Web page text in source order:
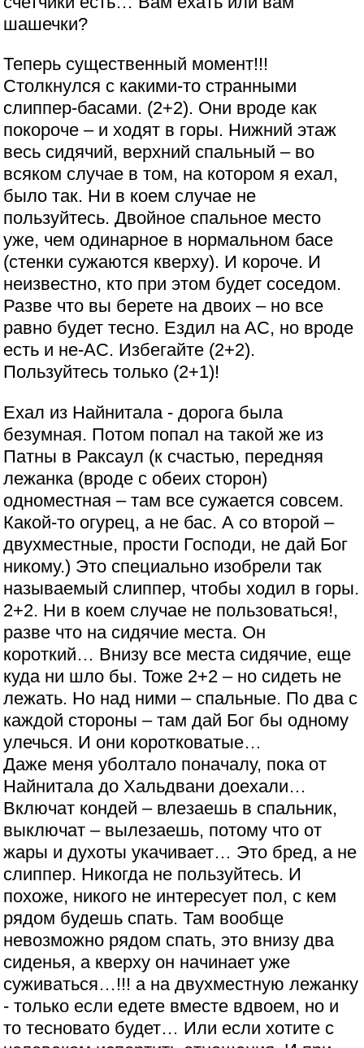
шашечки?
Теперь существенный момент!!!
Столкнулся с какими-то странными
слиппер-басами. (2+2). Они вроде как
покороче – и ходят в горы. Нижний этаж
весь сидячий, верхний спальный – во
всяком случае в том, на котором я ехал,
было так. Ни в коем случае не
пользуйтесь. Двойное спальное место
уже, чем одинарное в нормальном басе
(стенки сужаются кверху). И короче. И
неизвестно, кто при этом будет соседом.
Разве что вы берете на двоих – но все
равно будет тесно. Ездил на АС, но вроде
есть и не-АС. Избегайте (2+2).
Пользуйтесь только (2+1)!
Ехал из Найнитала - дорога была
безумная. Потом попал на такой же из
Патны в Раксаул (к счастью, передняя
лежанка (вроде с обеих сторон)
одноместная – там все сужается совсем.
Какой-то огурец, а не бас. А со второй –
двухместные, прости Господи, не дай Бог
никому.) Это специально изобрели так
называемый слиппер, чтобы ходил в горы.
2+2. Ни в коем случае не пользоваться!,
разве что на сидячие места. Он
короткий… Внизу все места сидячие, еще
куда ни шло бы. Тоже 2+2 – но сидеть не
лежать. Но над ними – спальные. По два с
каждой стороны – там дай Бог бы одному
улечься. И они коротковатые…
Даже меня уболтало поначалу, пока от
Найнитала до Хальдвани доехали…
Включат кондей – влезаешь в спальник,
выключат – вылезаешь, потому что от
жары и духоты укачивает… Это бред, а не
слиппер. Никогда не пользуйтесь. И
похоже, никого не интересует пол, с кем
рядом будешь спать. Там вообще
невозможно рядом спать, это внизу два
сиденья, а кверху он начинает уже
суживаться…!!! а на двухместную лежанку
- только если едете вместе вдвоем, но и
то тесновато будет… Или если хотите с